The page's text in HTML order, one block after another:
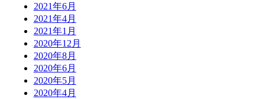
2021年6月
2021年4月
2021年1月
2020年12月
2020年8月
2020年6月
2020年5月
2020年4月